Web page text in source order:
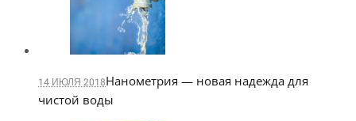
14 ИЮЛЯ 2018Нанометрия — новая надежда для
чистой воды